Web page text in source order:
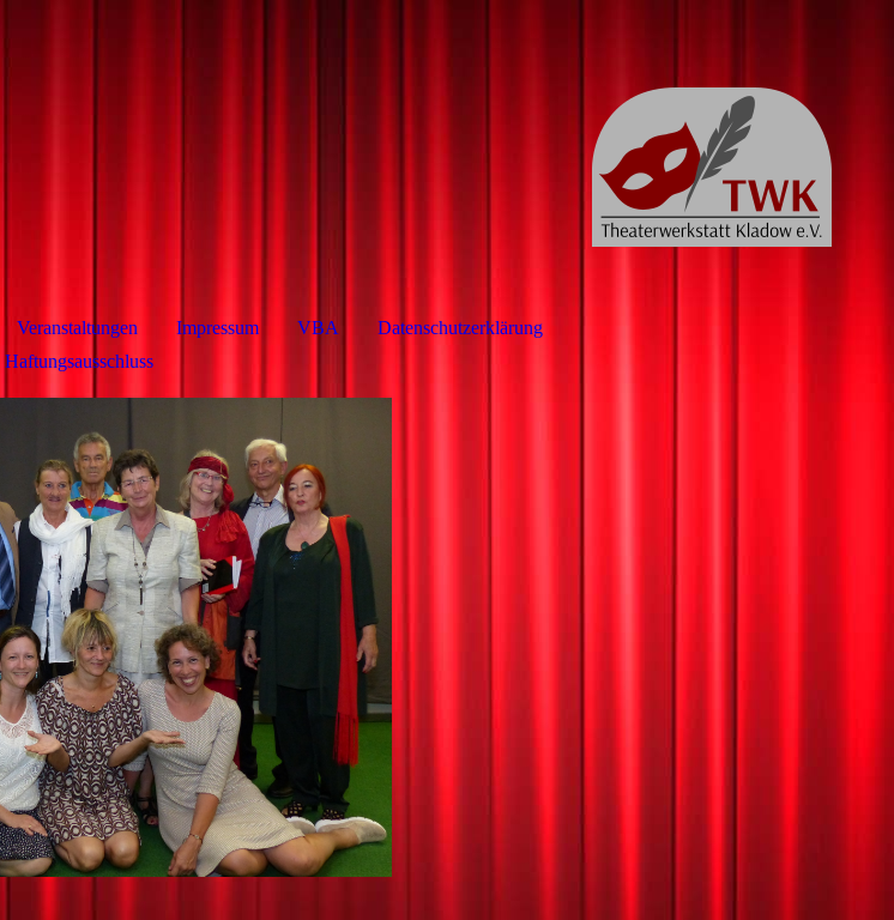
Veranstaltungen Impressum VBA
Datenschutzerklärung
Haftungsausschluss